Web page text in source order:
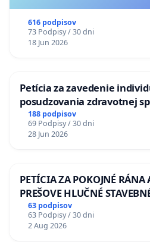
616 podpisov
73 Podpisy / 30 dni
18 Jun 2026
Petícia za zavedenie
posudzovania zdravotnej
diabetom 1. a 2. typu pri
Policajného zboru SR
188 podpisov
69 Podpisy / 30 dni
28 Jun 2026
PETÍCIA ZA POKOJNÉ RÁNA
PREŠOVE HLUČNÉ
LEN OD 9.00 DO 13.00 HOD.,
TÝŽDEŇ CIEĽ 8.00 – 18.00
KONTROLA STAVBY C-AREA
63 podpisov
63 Podpisy / 30 dni
2 Aug 2026